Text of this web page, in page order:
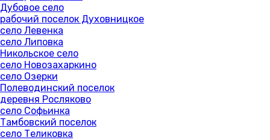
Дубовое село
рабочий поселок Духовницкое
село Левенка
село Липовка
Никольское село
село Новозахаркино
село Озерки
Полеводинский поселок
деревня Росляково
село Софьинка
Тамбовский поселок
село Теликовка